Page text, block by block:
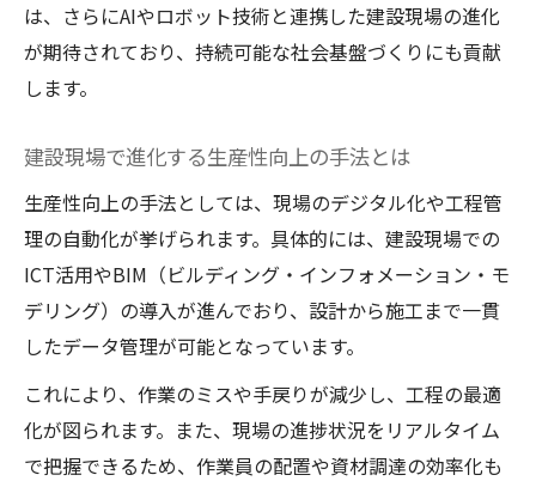
は、さらにAIやロボット技術と連携した建設現場の進化
が期待されており、持続可能な社会基盤づくりにも貢献
します。
建設現場で進化する生産性向上の手法とは
生産性向上の手法としては、現場のデジタル化や工程管
理の自動化が挙げられます。具体的には、建設現場での
ICT活用やBIM（ビルディング・インフォメーション・モ
デリング）の導入が進んでおり、設計から施工まで一貫
したデータ管理が可能となっています。
これにより、作業のミスや手戻りが減少し、工程の最適
化が図られます。また、現場の進捗状況をリアルタイム
で把握できるため、作業員の配置や資材調達の効率化も